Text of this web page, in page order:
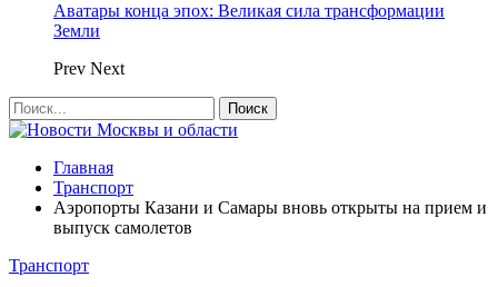
Аватары конца эпох: Великая сила трансформации
Земли
Prev Next
Главная
Транспорт
Аэропорты Казани и Самары вновь открыты на прием и
выпуск самолетов
Транспорт